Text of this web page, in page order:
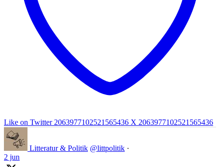
Like on Twitter 2063977102521565436 X 2063977102521565436
Litteratur & Politik @littpolitik ·
2 jun